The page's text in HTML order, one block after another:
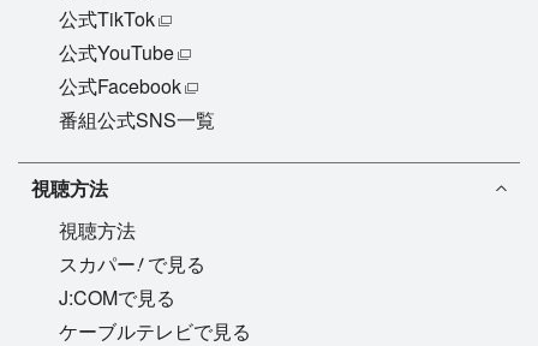
公式TikTok
公式YouTube
公式Facebook
番組公式SNS一覧
視聴方法
視聴方法
スカパー!で見る
J:COMで見る
ケーブルテレビで見る